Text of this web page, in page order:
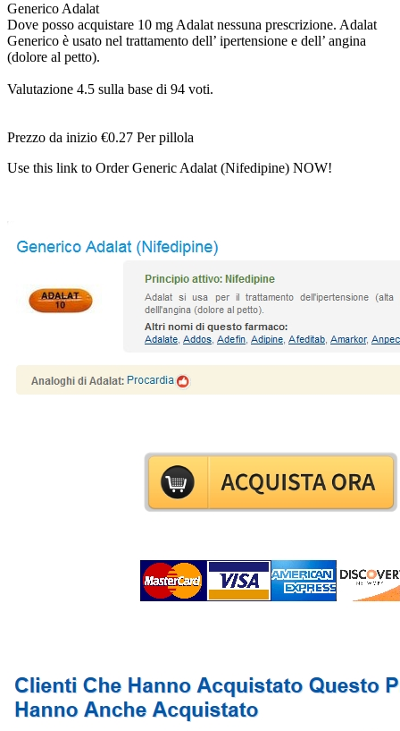
Generico Adalat
Dove posso acquistare 10 mg Adalat nessuna prescrizione. Adalat
Generico è usato nel trattamento dell’ ipertensione e dell’ angina
(dolore al petto).
Valutazione 4.5 sulla base di 94 voti.
Prezzo da inizio €0.27 Per pillola
Use this link to Order Generic Adalat (Nifedipine) NOW!